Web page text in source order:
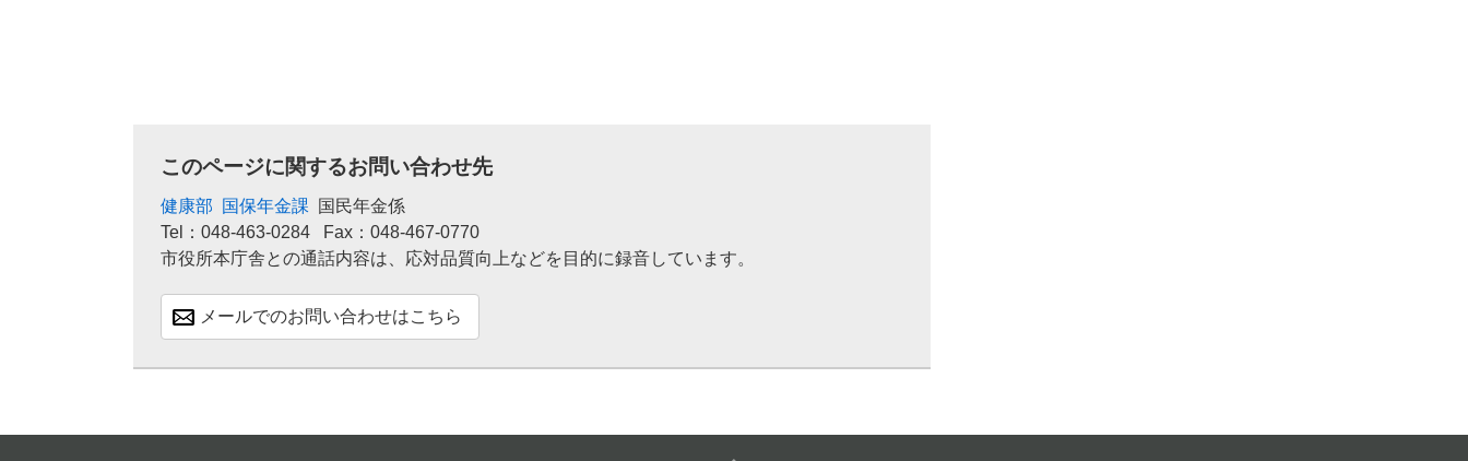
このページに関するお問い合わせ先
健康部 国保年金課
国民年金係
Tel：048-463-0284
Fax：048-467-0770
市役所本庁舎との通話内容は、応対品質向上などを目的に録音しています。
メールでのお問い合わせはこちら